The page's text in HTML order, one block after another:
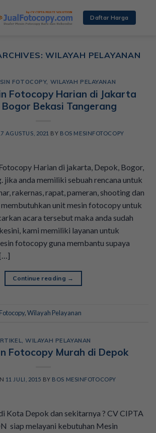
Daftar Harga
WILAYAH PELAYANAN
FOTOCOPY, WILAYAH PELAYANAN
Fotocopy Harian di Jakarta
Bogor Bekasi Tangerang
AGUSTUS, 2021 BY BOS MESINFOTOCOPY
Harian di jakarta, Depok, Bogor,
jika anda memiliki sebuah rencana untuk
rakernas, rapat, pameran, shooting dan
unit mesin fotocopy untuk
acara tersebut maka anda sudah
kami memiliki layanan untuk
fotocopy guna membantu supaya
Continue reading →
,Wilayah Pelayanan
,WILAYAH PELAYANAN
Fotocopy Murah di Depok
11 JULI, 2015 BY BOS MESINFOTOCOPY
Kota Depok dan sekitarnya ? CV CIPTA
siap melayani kebutuhan Mesin